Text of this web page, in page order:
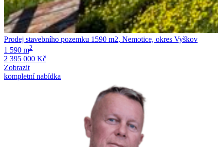
Prodej stavebního pozemku 1590 m2, Nemotice, okres Vyškov
1 590 m2
2 395 000 Kč
Zobrazit
kompletní nabídka